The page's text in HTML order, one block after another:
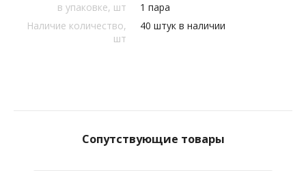
в упаковке, шт
1 пара
Наличие количество,
шт
40 штук в наличии
Сопутствующие товары